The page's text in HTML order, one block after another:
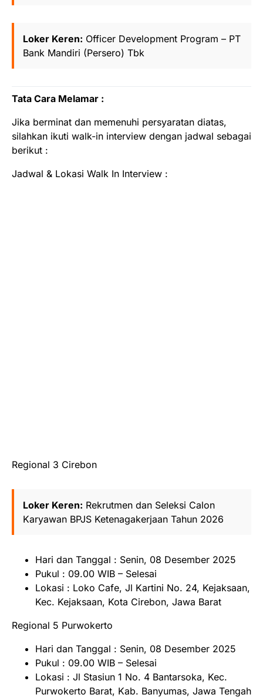
Loker Keren: Officer Development Program – PT
Bank Mandiri (Persero) Tbk
Tata Cara Melamar :
Jika berminat dan memenuhi persyaratan diatas,
silahkan ikuti walk-in interview dengan jadwal sebagai
berikut :
Jadwal & Lokasi Walk In Interview :
Regional 3 Cirebon
Loker Keren: Rekrutmen dan Seleksi Calon
Karyawan BPJS Ketenagakerjaan Tahun 2026
Hari dan Tanggal : Senin, 08 Desember 2025
Pukul : 09.00 WIB – Selesai
Lokasi : Loko Cafe, Jl Kartini No. 24, Kejaksaan,
Kec. Kejaksaan, Kota Cirebon, Jawa Barat
Regional 5 Purwokerto
Hari dan Tanggal : Senin, 08 Desember 2025
Pukul : 09.00 WIB – Selesai
Lokasi : Jl Stasiun 1 No. 4 Bantarsoka, Kec.
Purwokerto Barat, Kab. Banyumas, Jawa Tengah